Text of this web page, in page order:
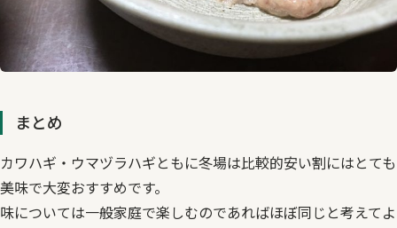
まとめ
カワハギ・ウマヅラハギともに冬場は比較的安い割にはとても
美味で大変おすすめです。
味については一般家庭で楽しむのであればほぼ同じと考えてよ